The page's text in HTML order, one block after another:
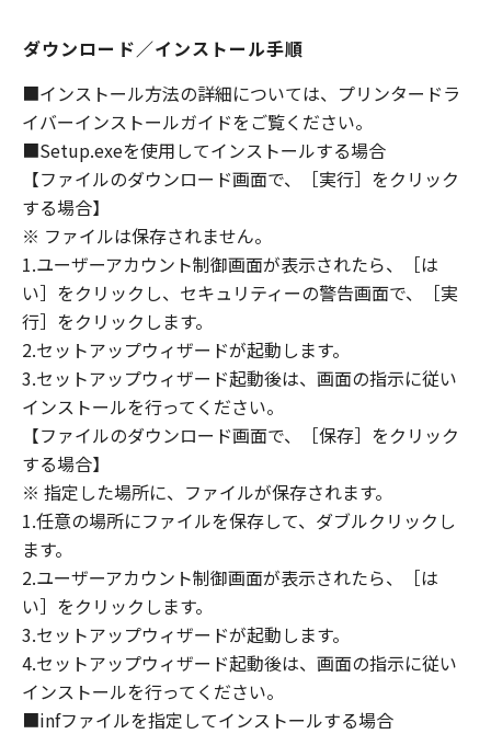
のライセンサー、キヤノンの子会社、キヤノン
の関連会社、それらの販売代理店または販売店
のいずれも、「本ソフトウェア」に関して、商
品性および特定の目的への適合性の保証を含
め、いかなる保証も、明示たると黙示たるとを
問わず一切しないものとします。
(2) キヤノン、キヤノンのライセンサー、キヤノ
ンの子会社、キヤノンの関連会社、それらの販
売代理店または販売店のいずれも、「本ソフト
ウェア」の使用または使用不能から生ずるいか
なる損害（逸失利益およびその他の派生的また
は付随的な損害を含むがこれらに限定されない
全ての損害を言います。）について、適用法で
認められる限り、一切の責任を負わないものと
します。たとえ、キヤノン、キヤノンのライセ
ンサー、キヤノンの子会社、キヤノンの関連会
社、それらの販売代理店または販売店がかかる
損害の可能性について知らされていた場合でも
同様です。
(3) キヤノン、キヤノンのライセンサー、キヤノ
ンの子会社、キヤノンの関連会社、それらの販
売代理店または販売店のいずれも、「本ソフト
ウェア」、または「本ソフトウェア」の使用に
起因または関連してお客様と第三者との間に生
じたいかなる紛争についても、一切責任を負わ
ないものとします。
ダウンロード／インストール手順
■インストール方法の詳細については、プリンタードラ
イバーインストールガイドをご覧ください。
■Setup.exeを使用してインストールする場合
【ファイルのダウンロード画面で、［実行］をクリック
する場合】
※ ファイルは保存されません。
1.ユーザーアカウント制御画面が表示されたら、［は
い］をクリックし、セキュリティーの警告画面で、［実
行］をクリックします。
2.セットアップウィザードが起動します。
3.セットアップウィザード起動後は、画面の指示に従い
インストールを行ってください。
【ファイルのダウンロード画面で、［保存］をクリック
する場合】
※ 指定した場所に、ファイルが保存されます。
1.任意の場所にファイルを保存して、ダブルクリックし
ます。
2.ユーザーアカウント制御画面が表示されたら、［は
い］をクリックします。
3.セットアップウィザードが起動します。
4.セットアップウィザード起動後は、画面の指示に従い
インストールを行ってください。
■infファイルを指定してインストールする場合